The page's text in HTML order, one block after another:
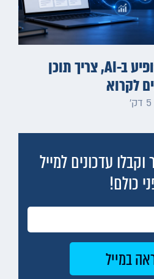
גוגל מחדדת: כדי להופיע ב-AI, צריך תוכן
לקרוא
עדכונים למייל
כולם!